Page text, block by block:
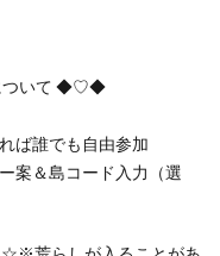
ついて ◆♡◆
ば誰でも自由参加
案＆島コード入力（選